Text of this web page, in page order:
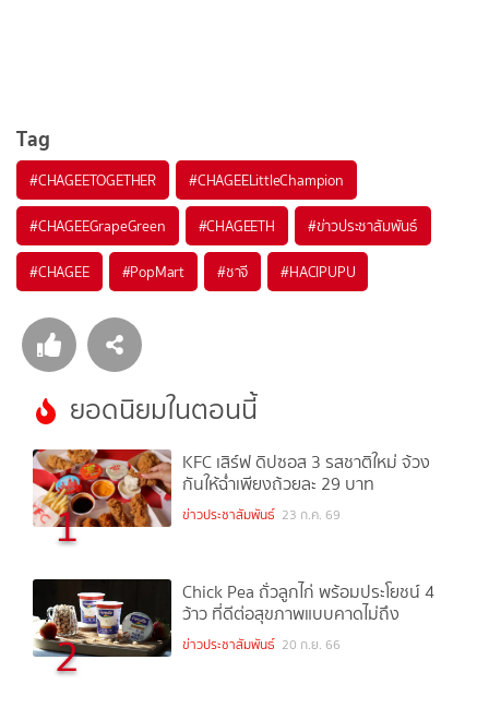
Tag
#CHAGEETOGETHER #CHAGEELittleChampion
#CHAGEEGrapeGreen #CHAGEETH #ข่าวประชาสัมพันธ์
#CHAGEE #PopMart #ชาจี #HACIPUPU
ยอดนิยมในตอนนี้
1
KFC เสิร์ฟ ดิปซอส 3 รสชาติใหม่ จ้วง
กันให้ฉ่ำเพียงถ้วยละ 29 บาท
ข่าวประชาสัมพันธ์ 23 ก.ค. 69
2
Chick Pea ถั่วลูกไก่ พร้อมประโยชน์ 4
ว้าว ที่ดีต่อสุขภาพแบบคาดไม่ถึง
ข่าวประชาสัมพันธ์ 20 ก.ย. 66